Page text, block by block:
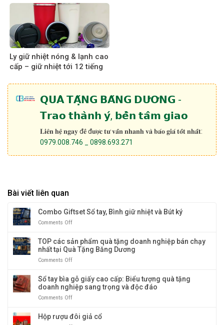
Ly giữ nhiệt nóng & lạnh cao
cấp – giữ nhiệt tới 12 tiếng
𝗤𝗨𝗔̀ 𝗧𝗔̣̆𝗡𝗚 𝗕𝗔̆𝗡𝗚 𝗗𝗨̛𝗢̛𝗡𝗚 -
𝗧𝗿𝗮𝗼 𝘁𝗵𝗮̀𝗻𝗵 𝘆́, 𝗯𝗲̂̀𝗻 𝘁𝗮̂𝗺 𝗴𝗶𝗮𝗼
𝐋𝐢𝐞̂𝐧 𝐡𝐞̣̂ 𝐧𝐠𝐚𝐲 đ𝐞̂̉ đ𝐮̛𝐨̛̣𝐜 𝐭𝐮̛ 𝐯𝐚̂́𝐧 𝐧𝐡𝐚𝐧𝐡 𝐯𝐚̀ 𝐛𝐚́𝐨 𝐠𝐢𝐚́ 𝐭𝐨̂́𝐭 𝐧𝐡𝐚̂́𝐭:
0979.008.746 _ 0898.693.271
Bài viết liên quan
Combo Giftset Sổ tay, Bình giữ nhiệt và Bút ký
Comments Off
Giftset
Sổ
nhiệt
và
TOP các sản phẩm quà tặng doanh nghiệp bán chạy
nhất tại Quà Tặng Băng Dương
Comments Off
các
sản
phẩm
doanh
Sổ tay bìa gỗ giấy cao cấp: Biểu tượng quà tặng
doanh nghiệp sang trọng và độc đáo
Comments Off
tay
Hộp rượu đôi giả cổ